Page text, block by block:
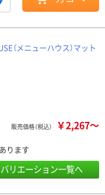
（メニューハウス）マット
販売価格（税込） ￥2,267～
ります
バリエーション一覧へ